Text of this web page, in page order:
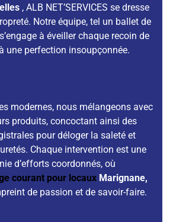
, ALB NET’SERVICES se dresse
Notre équipe, tel un ballet de
à éveiller chaque recoin de
une perfection insoupçonnée.
modernes, nous mélangeons avec
produits, concoctant ainsi des
pour déloger la saleté et
Chaque intervention est une
d’efforts coordonnés, où
courant pour locauxMarignane,
de passion et de savoir-faire.